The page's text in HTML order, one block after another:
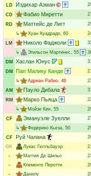
LD
Издихар Азман
CD
Фабио Миретти
RD
Маттейс де Лигт
↳
Хуан Куадрадо, 60
LM
Николо Фаджоли
↳
Этильсон Мартинес, 55
DM
Хаслан Юнус
DM
Пап Малику Канде
↳
Адриан Рабио, 46
AM
Пауло Дибала
RM
Марко Пьяца
↳
Мойзе Кин, 55
CF
Эмануэле Зуелли
↳
Федерико Кьеза, 50
CF
Руй Чалана
GK
Лукас Гютльбауэр
-
Маттия Де Шильо
-
Клементе Перотти
-
Данилу